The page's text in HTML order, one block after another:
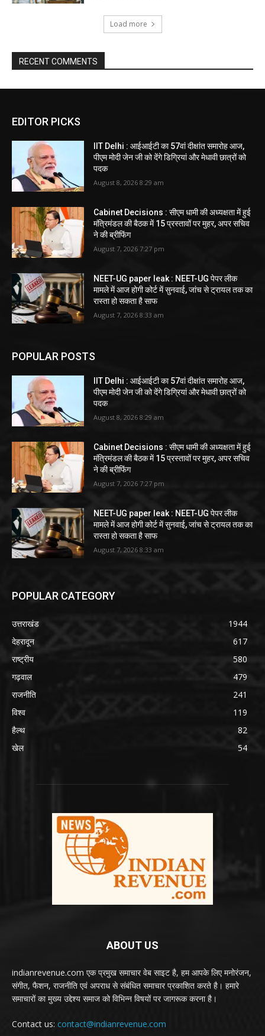
Load more
RECENT COMMENTS
EDITOR PICKS
IIT Delhi : आईआईटी का 57वां दीक्षांत समारोह आज,
पीएम मोदी जेन जी को देंगे डिग्रियां और मेधावी छात्रों को
पदक
August 8, 2026 8:29 am
Cabinet Decisions : सीएम धामी की अध्यक्षता में हुई
मंत्रिमंडल की बैठक में 15 प्रस्तावों पर मुहर, अपर सचिव
ने की ब्रीफिंग
August 7, 2026 7:27 pm
NEET-UG paper leak : NEET-UG पेपर लीक
मामले में आज होगी कोर्ट में सुनवाई, जांच से ट्रायल तक का
रास्ता हो सकता है साफ
August 7, 2026 8:33 am
POPULAR POSTS
IIT Delhi : आईआईटी का 57वां दीक्षांत समारोह आज,
पीएम मोदी जेन जी को देंगे डिग्रियां और मेधावी छात्रों को
पदक
August 8, 2026 8:29 am
Cabinet Decisions : सीएम धामी की अध्यक्षता में हुई
मंत्रिमंडल की बैठक में 15 प्रस्तावों पर मुहर, अपर सचिव
ने की ब्रीफिंग
August 7, 2026 7:27 pm
NEET-UG paper leak : NEET-UG पेपर लीक
मामले में आज होगी कोर्ट में सुनवाई, जांच से ट्रायल तक का
रास्ता हो सकता है साफ
August 7, 2026 8:33 am
POPULAR CATEGORY
उत्तराखंड
1944
देहरादून
617
राष्ट्रीय
580
गढ़वाल
479
राजनीति
241
विश्व
119
हैल्थ
82
खेल
54
ABOUT US
indianrevenue.com एक प्रमुख समाचार वेब साइट है, हम आपके लिए मनोरंजन,
संगीत, फैशन, राजनीति एवं अपराध से संबंधित समाचार प्रकाशित करते है। हमारे
समाचारों का मुख्य उद्देश्य समाज को विभिन्न विषयों पर जागरूक करना है।
Contact us: contact@indianrevenue.com